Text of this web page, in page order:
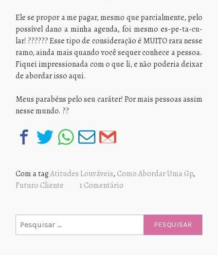
Ele se propor a me pagar, mesmo que parcialmente, pelo
possível dano a minha agenda, foi mesmo es-pe-ta-cu-
lar! ?????? Esse tipo de consideração é MUITO rara nesse
ramo, ainda mais quando você sequer conhece a pessoa.
Fiquei impressionada com o que li, e não poderia deixar
de abordar isso aqui.
Meus parabéns pelo seu caráter! Por mais pessoas assim
nesse mundo. ??
Com a tagAtitudes Louváveis, Como Abordar Uma Gp,
Futuro Cliente
1 Comentário
por: